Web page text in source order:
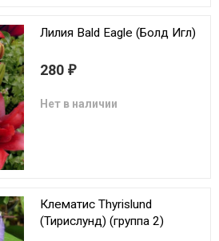
Лилия Bald Eagle (Болд Игл)
280 ₽
Нет в наличии
Клематис Thyrislund
(Тирислунд) (группа 2)